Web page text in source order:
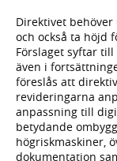
Direktivet
och också ta höjd
Förslaget syftar
även i
föreslås att
revideringarna
anpassning till
betydande
högriskmaskiner,
dokumentation